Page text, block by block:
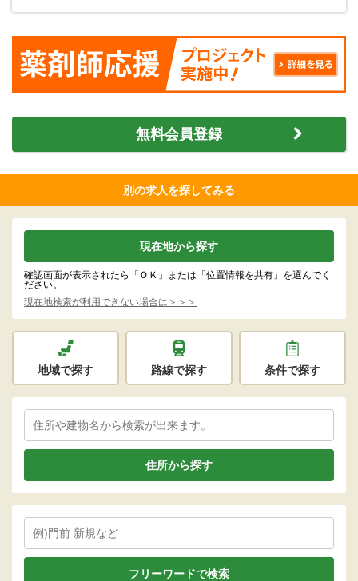
無料会員登録
別の求人を探してみる
現在地から探す
確認画面が表示されたら「ＯＫ」または「位置情報を共有」を選んでく
ださい。
現在地検索が利用できない場合は＞＞＞
地域で探す 路線で探す 条件で探す
住所から探す